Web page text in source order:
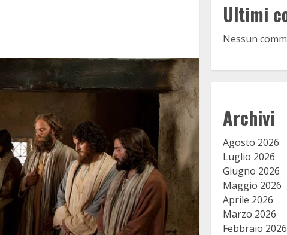
Ultimi
Nessun
Archivi
Agosto 2026
Luglio 2026
Giugno 2026
Maggio 2026
Aprile 2026
Marzo 2026
Febbraio 2026